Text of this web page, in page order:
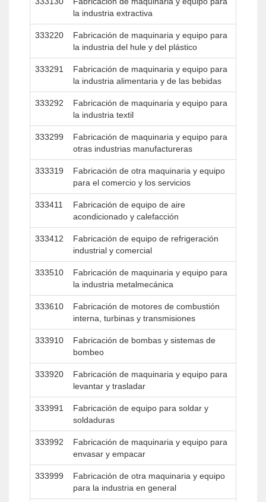
la industria extractiva
333220
Fabricación de maquinaria y equipo para
la industria del hule y del plástico
333291
Fabricación de maquinaria y equipo para
la industria alimentaria y de las bebidas
333292
Fabricación de maquinaria y equipo para
la industria textil
333299
Fabricación de maquinaria y equipo para
otras industrias manufactureras
333319
Fabricación de otra maquinaria y equipo
para el comercio y los servicios
333411
Fabricación de equipo de aire
acondicionado y calefacción
333412
Fabricación de equipo de refrigeración
industrial y comercial
333510
Fabricación de maquinaria y equipo para
la industria metalmecánica
333610
Fabricación de motores de combustión
interna, turbinas y transmisiones
333910
Fabricación de bombas y sistemas de
bombeo
333920
Fabricación de maquinaria y equipo para
levantar y trasladar
333991
Fabricación de equipo para soldar y
soldaduras
333992
Fabricación de maquinaria y equipo para
envasar y empacar
333999
Fabricación de otra maquinaria y equipo
para la industria en general